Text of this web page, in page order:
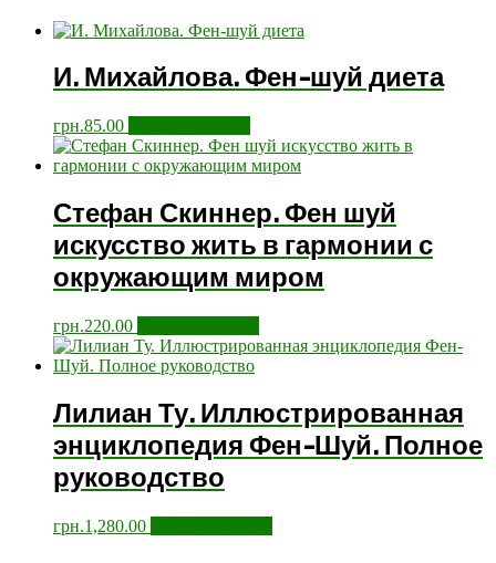
И. Михайлова. Фен-шуй диета
грн.85.00
Стефан Скиннер. Фен шуй
искусство жить в гармонии с
окружающим миром
грн.220.00
Лилиан Ту. Иллюстрированная
энциклопедия Фен-Шуй. Полное
руководство
грн.1,280.00